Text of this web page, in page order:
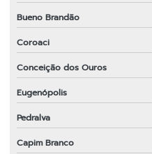
Bueno Brandão
Coroaci
Conceição dos Ouros
Eugenópolis
Pedralva
Capim Branco